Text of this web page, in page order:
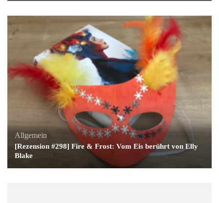
Allgemein
[Rezension #298] Fire & Frost: Vom Eis berührt von Elly
Blake